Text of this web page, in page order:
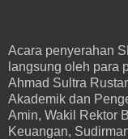
Acara penyerahan
langsung oleh para
Ahmad Sultra
Akademik dan
Amin, Wakil Rektor
Keuangan,